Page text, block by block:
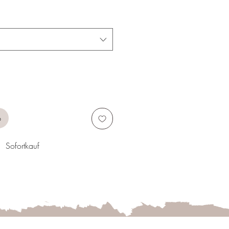
Sofortkauf